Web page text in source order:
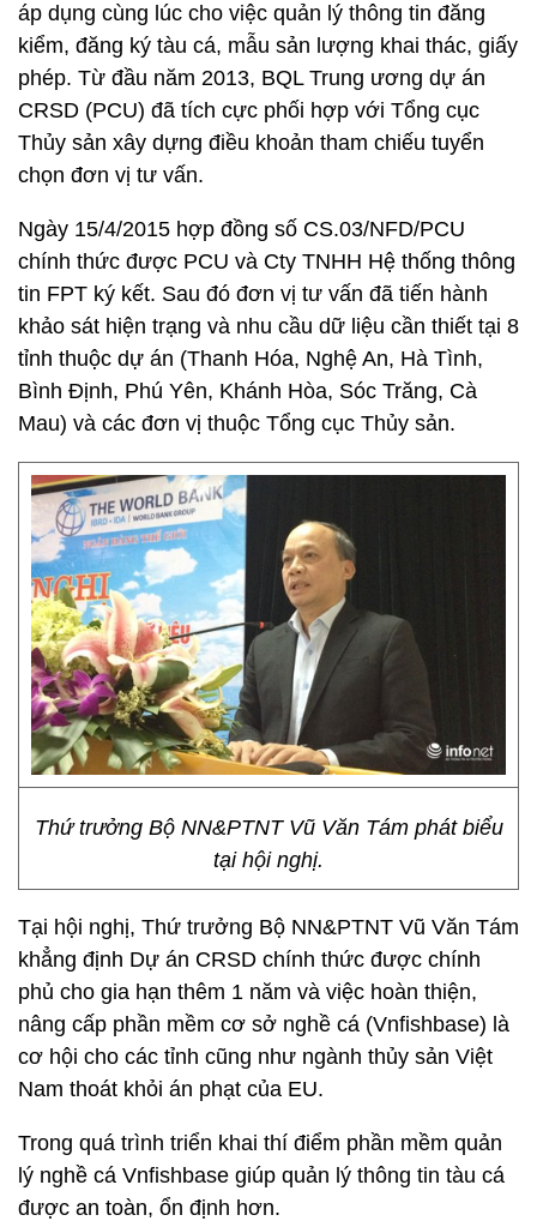
áp dụng cùng lúc cho việc quản lý thông tin đăng
kiểm, đăng ký tàu cá, mẫu sản lượng khai thác, giấy
phép. Từ đầu năm 2013, BQL Trung ương dự án
CRSD (PCU) đã tích cực phối hợp với Tổng cục
Thủy sản xây dựng điều khoản tham chiếu tuyển
chọn đơn vị tư vấn.
Ngày 15/4/2015 hợp đồng số CS.03/NFD/PCU
chính thức được PCU và Cty TNHH Hệ thống thông
tin FPT ký kết. Sau đó đơn vị tư vấn đã tiến hành
khảo sát hiện trạng và nhu cầu dữ liệu cần thiết tại 8
tỉnh thuộc dự án (Thanh Hóa, Nghệ An, Hà Tình,
Bình Định, Phú Yên, Khánh Hòa, Sóc Trăng, Cà
Mau) và các đơn vị thuộc Tổng cục Thủy sản.
Thứ trưởng Bộ NN&PTNT Vũ Văn Tám phát biểu
tại hội nghị.
Tại hội nghị, Thứ trưởng Bộ NN&PTNT Vũ Văn Tám
khẳng định Dự án CRSD chính thức được chính
phủ cho gia hạn thêm 1 năm và việc hoàn thiện,
nâng cấp phần mềm cơ sở nghề cá (Vnfishbase) là
cơ hội cho các tỉnh cũng như ngành thủy sản Việt
Nam thoát khỏi án phạt của EU.
Trong quá trình triển khai thí điểm phần mềm quản
lý nghề cá Vnfishbase giúp quản lý thông tin tàu cá
được an toàn, ổn định hơn.